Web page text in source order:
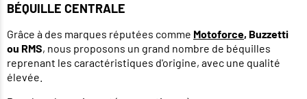
BÉQUILLE CENTRALE
Grâce à des marques réputées comme Motoforce, Buzzetti
ou RMS, nous proposons un grand nombre de béquilles
reprenant les caractéristiques d'origine, avec une qualité
élevée.